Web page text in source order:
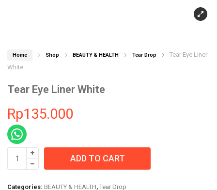
Home Shop BEAUTY & HEALTH Tear Drop
Tear Eye Liner
White
Tear Eye Liner White
Rp135.000
Eye
White
ADD TO CART
Categories: BEAUTY & HEALTH, Tear Drop